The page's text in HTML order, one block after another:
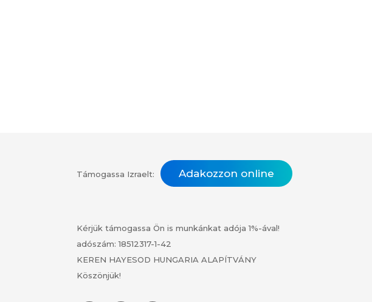
Támogassa Izraelt: Adakozzon online
Kérjük támogassa Ön is munkánkat adója 1%-ával!
adószám: 18512317-1-42
KEREN HAYESOD HUNGARIA ALAPÍTVÁNY
Köszönjük!